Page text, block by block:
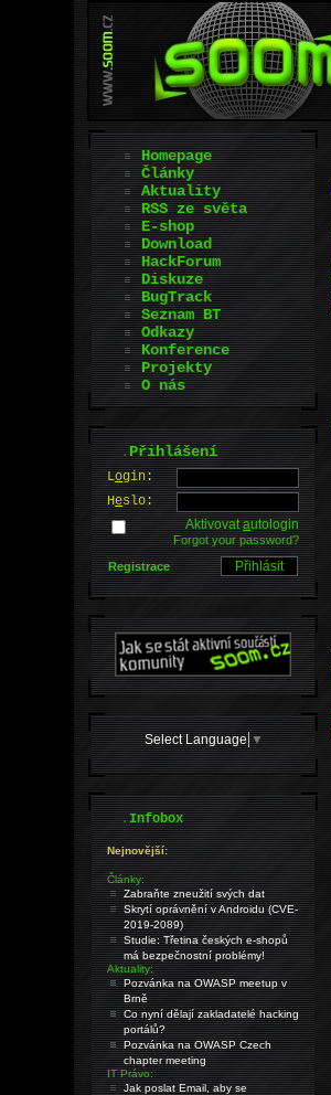
Homepage
Články
Aktuality
RSS ze světa
E-shop
Download
HackForum
Diskuze
BugTrack
Seznam BT
Odkazy
Konference
Projekty
O nás
.Přihlášení
Login:
Heslo:
Aktivovatautologin
Forgot your password?
Registrace
Select Language ▼
.Infobox
Nejnovější:
Články:
Zabraňte zneužití svých dat
Skrytí oprávnění v Androidu (CVE-
2019-2089)
Studie: Třetina českých e-shopů
má bezpečnostní problémy!
Aktuality:
Pozvánka na OWASP meetup v
Brně
Co nyní dělají zakladatelé hacking
portálů?
Pozvánka na OWASP Czech
chapter meeting
IT Právo:
Jak poslat Email, aby se